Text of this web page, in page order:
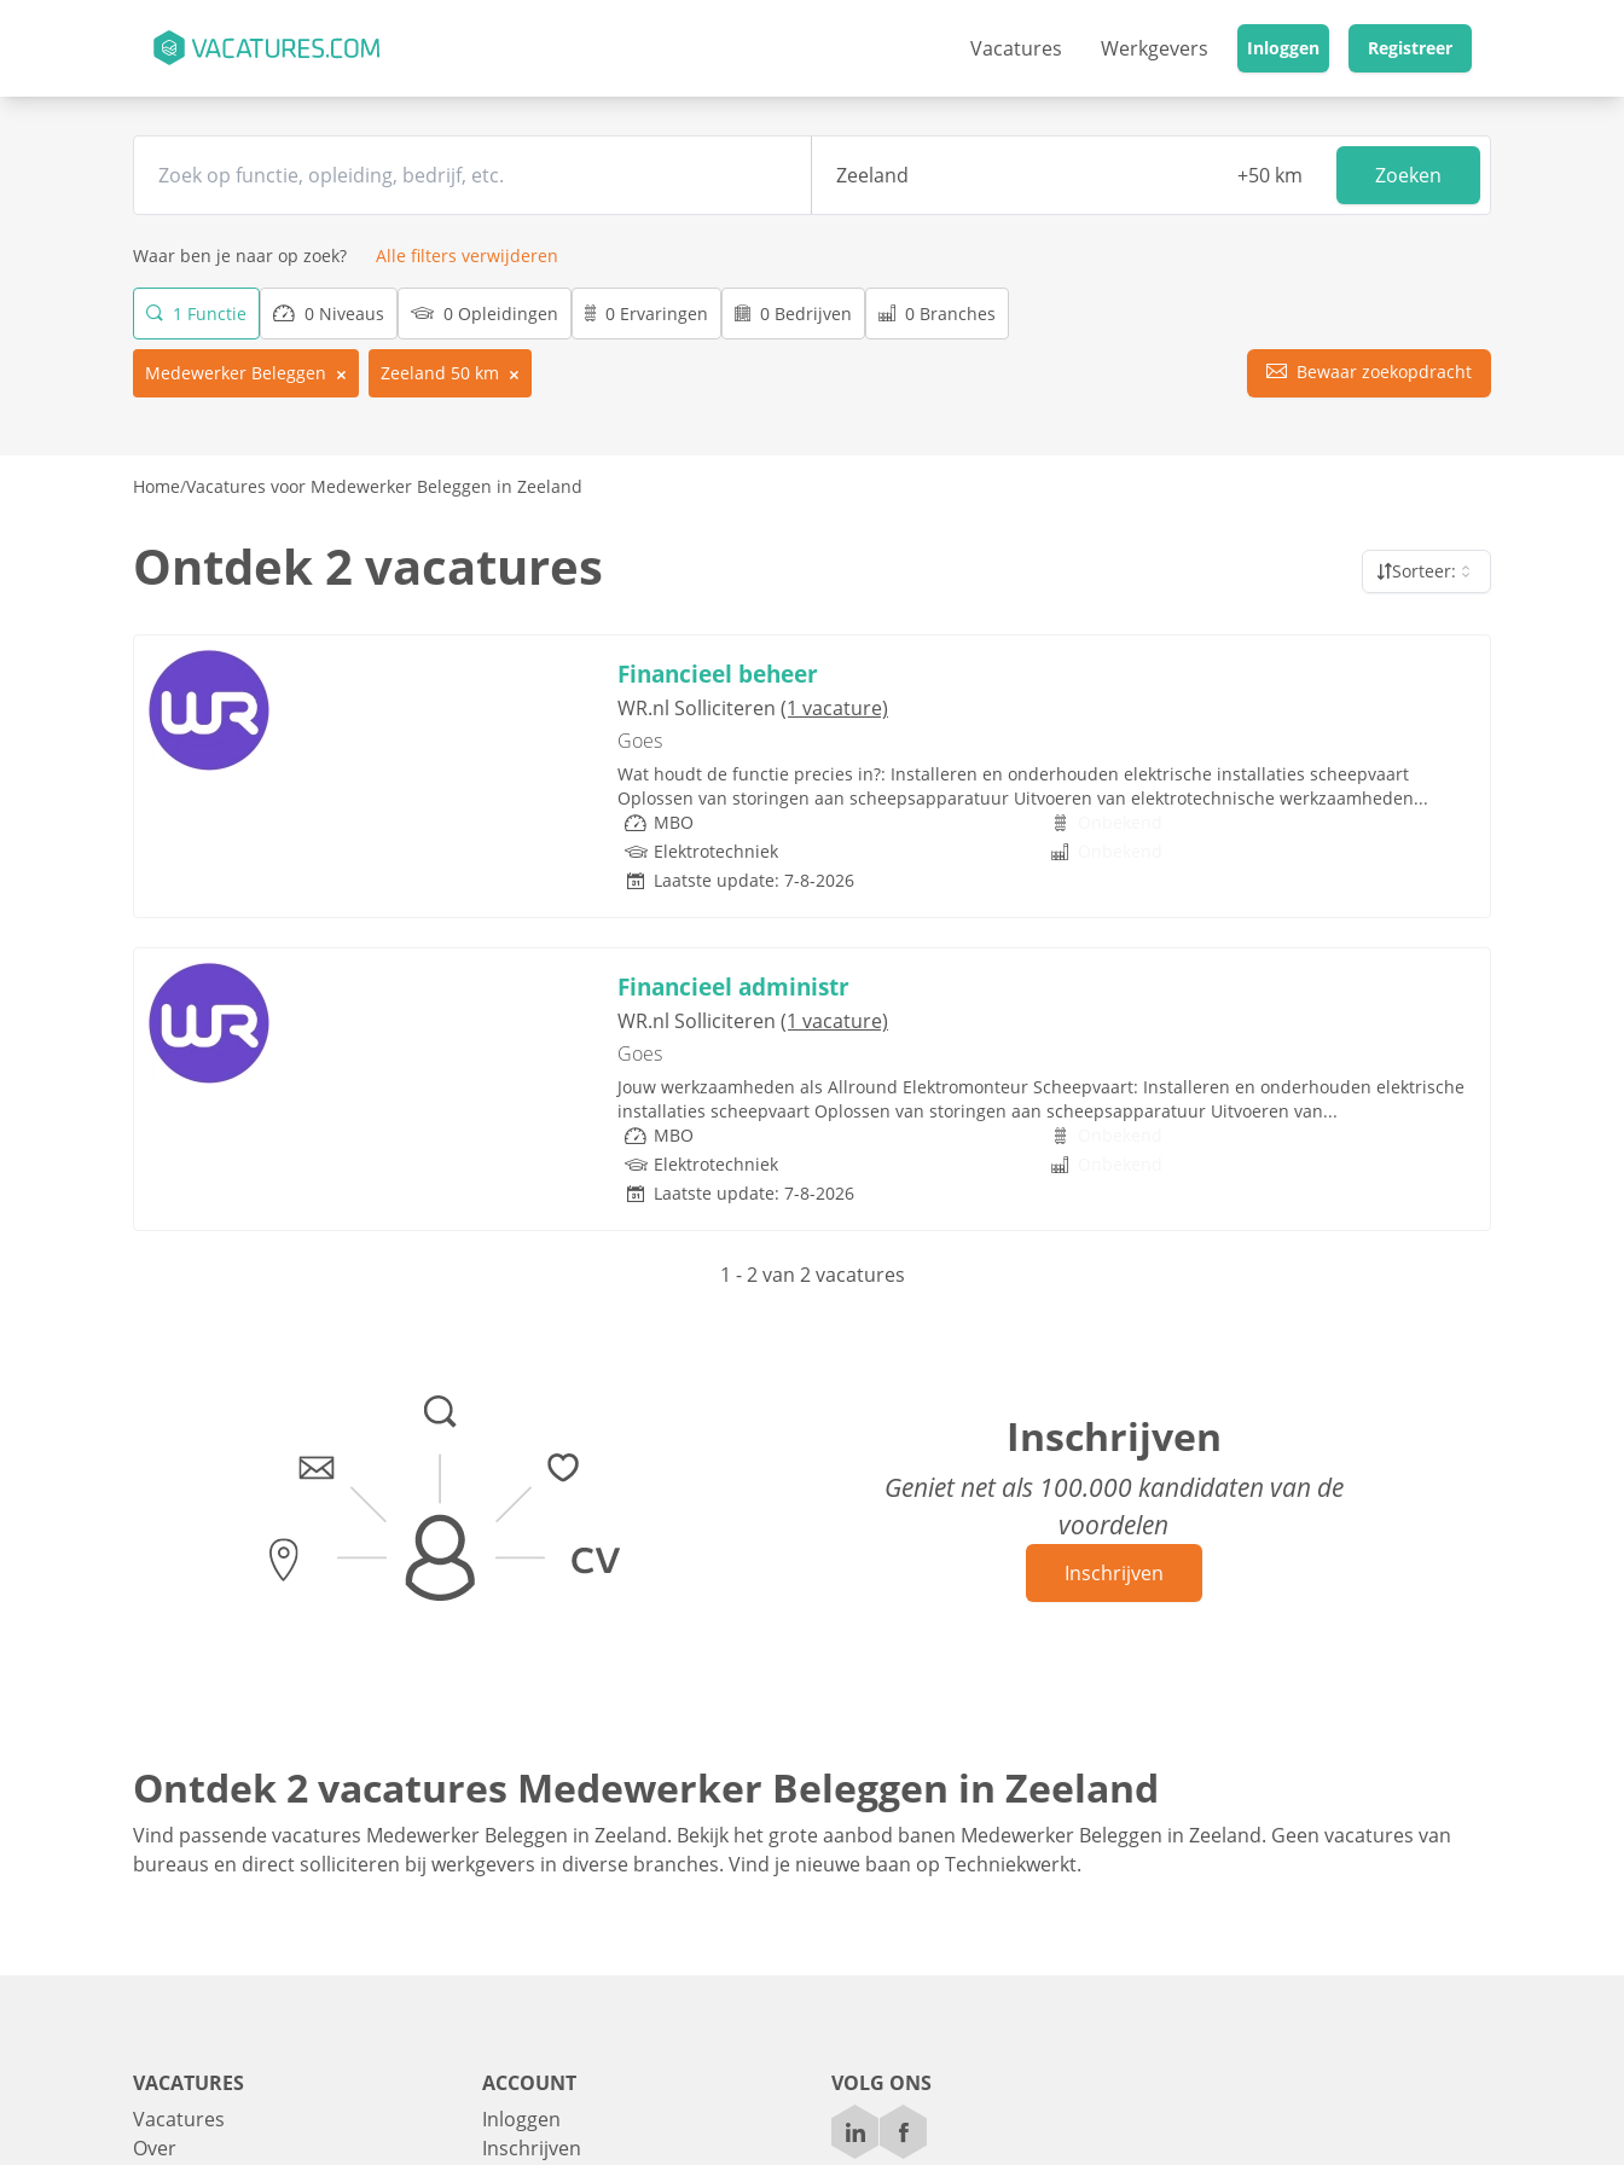
Vacatures Werkgevers Inloggen Registreer
Zoeken
Waar ben je naar op zoek? Alle filters verwijderen
1 Functie 0 Niveaus 0 Opleidingen 0 Ervaringen 0 Bedrijven 0 Branches
Medewerker Beleggen Zeeland 50 km Bewaar zoekopdracht
Home/Vacatures voor Medewerker Beleggen in Zeeland
Ontdek 2 vacatures Sorteer:
Financieel beheer
WR.nl Solliciteren (1 vacature)
Goes
Wat houdt de functie precies in?: Installeren en onderhouden elektrische installaties scheepvaart
Oplossen van storingen aan scheepsapparatuur Uitvoeren van elektrotechnische werkzaamheden...
MBO
Elektrotechniek
Laatste update: 7-8-2026
Financieel administr
WR.nl Solliciteren (1 vacature)
Goes
Jouw werkzaamheden als Allround Elektromonteur Scheepvaart: Installeren en onderhouden elektrische
installaties scheepvaart Oplossen van storingen aan scheepsapparatuur Uitvoeren van...
MBO
Elektrotechniek
Laatste update: 7-8-2026
1 - 2 van 2 vacatures
Inschrijven
Geniet net als 100.000 kandidaten van de
voordelen
Inschrijven
Ontdek 2 vacatures Medewerker Beleggen in Zeeland
Vind passende vacatures Medewerker Beleggen in Zeeland. Bekijk het grote aanbod banen Medewerker Beleggen in Zeeland. Geen vacatures van
bureaus en direct solliciteren bij werkgevers in diverse branches. Vind je nieuwe baan op Techniekwerkt.
VACATURES
Vacatures
Over
ACCOUNT
Inloggen
Inschrijven
VOLG ONS